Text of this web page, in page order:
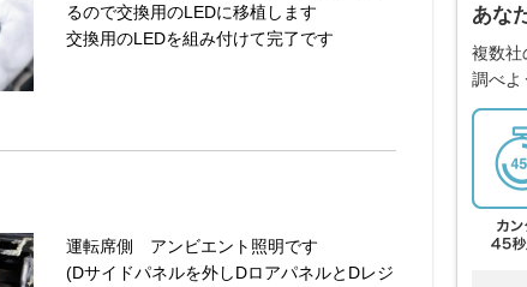
るので交換用のLEDに移植します
交換用のLEDを組み付けて完了です
運転席側 アンビエント照明です
(Dサイドパネルを外しDロアパネルとDレジ
あな
複数社
調べよ